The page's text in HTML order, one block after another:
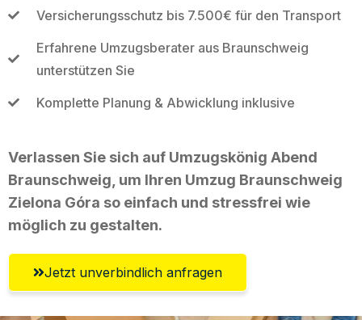
Versicherungsschutz bis 7.500€ für den Transport
Erfahrene Umzugsberater aus Braunschweig
unterstützen Sie
Komplette Planung & Abwicklung inklusive
Verlassen Sie sich auf Umzugskönig Abend
Braunschweig, um Ihren Umzug Braunschweig
Zielona Góra so einfach und stressfrei wie
möglich zu gestalten.
Jetzt unverbindlich anfragen